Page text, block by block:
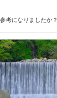
考になりましたか？